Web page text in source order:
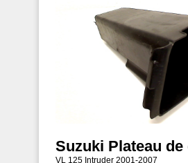
Suzuki Plateau
VL 125 Intruder 2001-2007